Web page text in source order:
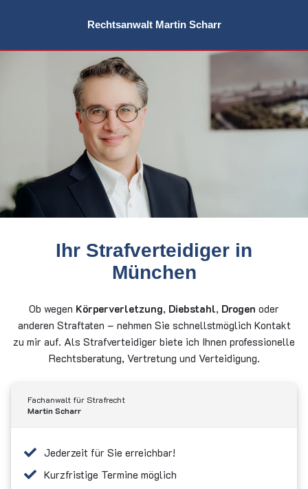
Rechtsanwalt Martin Scharr
Ihr Strafverteidiger in
München
Ob wegen Körperverletzung, Diebstahl, Drogen oder
anderen Straftaten – nehmen Sie schnellstmöglich Kontakt
zu mir auf. Als Strafverteidiger biete ich Ihnen professionelle
Rechtsberatung, Vertretung und Verteidigung.
Fachanwalt für Strafrecht
MartinScharr
Jederzeit für Sie erreichbar!
Kurzfristige Termine möglich